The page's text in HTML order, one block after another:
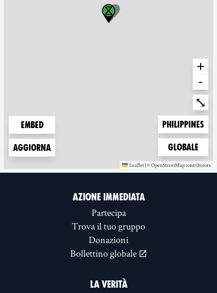
Embed
Aggiorna
+
-
⤡
Zoom to
Philippines
Zoom to
Globale
Leaflet | ©OpenStreetMap
(new window) contributors
(new window)
AZIONE IMMEDIATA
Partecipa
Trova il tuo gruppo
Donazioni
Bollettino globale
LA VERITÀ